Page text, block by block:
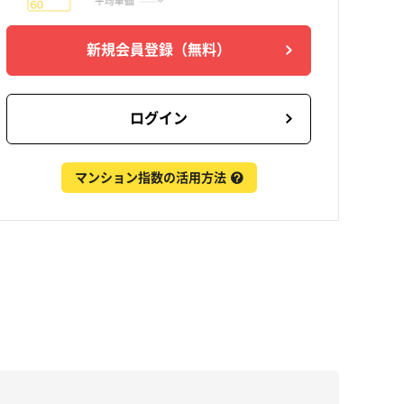
新規会員登録 （無料）
ログイン
マンション指数の活用方法